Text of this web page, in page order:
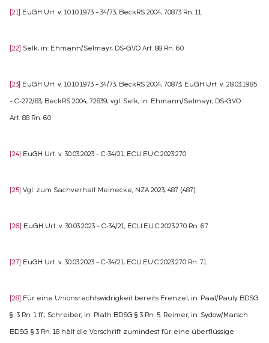
[21] EuGH Urt. v. 10.10.1973 – 34/73, BeckRS 2004, 70873 Rn. 11.
[22] Selk, in: Ehmann/Selmayr, DS-GVO Art. 88 Rn. 60.
[23] EuGH Urt. v. 10.10.1973 – 34/73, BeckRS 2004, 70873; EuGH Urt. v. 28.03.1985
– C-272/83, BeckRS 2004, 72839; vgl. Selk, in: Ehmann/Selmayr, DS-GVO
Art. 88 Rn. 60
[24] EuGH Urt. v. 30.03.2023 – C-34/21, ECLI:EU:C:2023:270
[25] Vgl. zum Sachverhalt Meinecke, NZA 2023, 487 (487)
[26] EuGH Urt. v. 30.03.2023 – C-34/21, ECLI:EU:C:2023:270 Rn. 67
[27] EuGH Urt. v. 30.03.2023 – C-34/21, ECLI:EU:C:2023:270 Rn. 71.
[28] Für eine Unionsrechtswidrigkeit bereits Frenzel, in: Paal/Pauly BDSG
§ 3 Rn. 1 ff.; Schreiber, in: Plath BDSG § 3 Rn. 5. Reimer, in: Sydow/Marsch
BDSG § 3 Rn. 18 hält die Vorschrift zumindest für eine überflüssige